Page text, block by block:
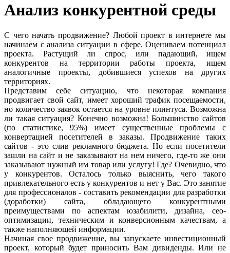
Анализ конкурентной среды
С чего начать продвижение? Любой проект в интернете мы
начинаем с анализа ситуации в сфере. Оцениваем потенциал
проекта. Растущий ли спрос, или падающий, ищем
конкурентов на территории работы проекта, ищем
аналогичные проекты, добившиеся успехов на других
территориях.
Представим себе ситуацию, что некоторая компания
продвигает свой сайт, имеет хороший трафик посещаемости,
но количество заявок остается на уровне плинтуса. Возможна
ли такая ситуация? Конечно возможна! Большинство сайтов
(по статистике, 95%) имеет существенные проблемы с
конвертацией посетителей в заказы. Продвижение таких
сайтов - это слив рекламного бюджета. Но если посетители
зашли на сайт и не заказывают на нем ничего, где-то же они
заказывают нужный им товар или услугу! Где? Очевидно, что
у конкурентов. Осталось только выяснить, чего такого
привлекательного есть у конкурентов и нет у Вас. Это занятие
для профессионалов - составить рекомендации для разработки
(доработки) сайта, обладающего конкурентными
преимуществами по аспектам юзабилити, дизайна, сео-
оптимизации, техническим и конверсионным качествам, а
также наполняющей информации.
Начиная свое продвижение, вы запускаете инвестиционный
проект, который будет приносить Вам дивиденды. Или не